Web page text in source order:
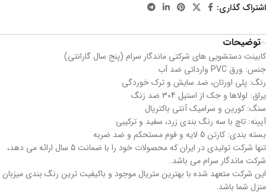
اشتراک گذاری:
توضیحات
کابینت دستشویی های شرکتی ماندگار سرام (پنج سال گارانتی)
جنس: ورق PVC وارداتی ضد آب
رنگ: پلی اورتان، ضد سایش و ترک خوردگی
یراق: لولاها و جک از استیل 304 ضد زنگ
سنگ: کورین و سرامیک آنتی باکتریال
آیینه: تاچ با سه رنگ بندی زرد، سفید و ترکیبی
بسته بندی: کارتن 5 لایه و فوم مستحکم و ضد ضربه
تنها شرکت تولیدی در ایران که محصولات خود را با ضمانت 5 سال ارائه می دهد،
شرکت ماندگار سرام می باشد.
این شرکت متعهد شده با بهترین متریال موجود و باکیفیت ترین رنگ بندی میزبان
منزل شما باشد.